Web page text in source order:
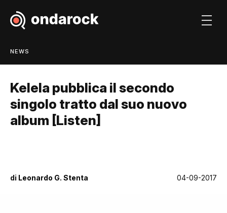
NEWS
Kelela pubblica il secondo
singolo tratto dal suo nuovo
album [Listen]
di Leonardo G. Stenta 04-09-2017